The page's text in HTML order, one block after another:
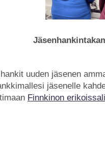
uuden jäsenen
jäsenelle
Finnkinon